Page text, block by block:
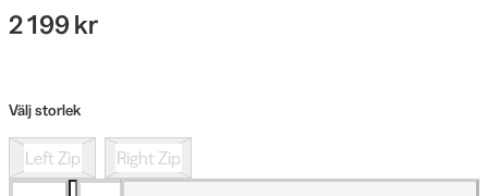
2 199 kr
Välj storlek
Left Zip Right Zip